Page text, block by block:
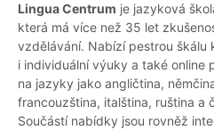
Lingua Centrum je jazyková
která má více než 35 let
vzdělávání. Nabízí pestrou škálu
i individuální výuky a také online
na jazyky jako angličtina,
francouzština, italština, ruština a
Součástí nabídky jsou rovněž